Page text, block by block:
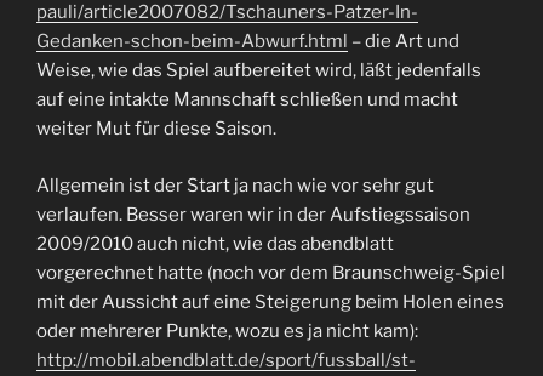
pauli/article2007082/Tschauners-Patzer-In-
Gedanken-schon-beim-Abwurf.html – die Art und
Weise, wie das Spiel aufbereitet wird, läßt jedenfalls
auf eine intakte Mannschaft schließen und macht
weiter Mut für diese Saison.
Allgemein ist der Start ja nach wie vor sehr gut
verlaufen. Besser waren wir in der Aufstiegssaison
2009/2010 auch nicht, wie das abendblatt
vorgerechnet hatte (noch vor dem Braunschweig-Spiel
mit der Aussicht auf eine Steigerung beim Holen eines
oder mehrerer Punkte, wozu es ja nicht kam):
http://mobil.abendblatt.de/sport/fussball/st-